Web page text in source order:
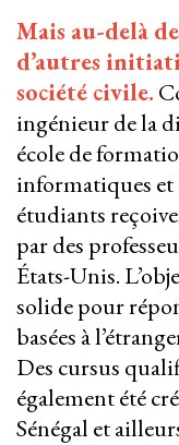
Mais au-delà
d’autres
société civile.
ingénieur de la
école de
informatiques et
étudiants
par des
États-Unis.
solide pour
basées à
Des cursus
également été
Sénégal et